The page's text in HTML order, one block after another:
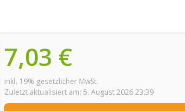
7,03 €
inkl. 19% gesetzlicher MwSt.
Zuletzt aktualisiert am: 5. August 2026 23:39